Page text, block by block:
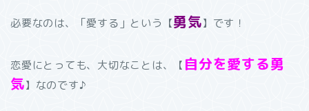
必要なのは、「愛する」という【勇気】です！
恋愛にとっても、大切なことは、【 自分を愛する勇
気】なのです♪